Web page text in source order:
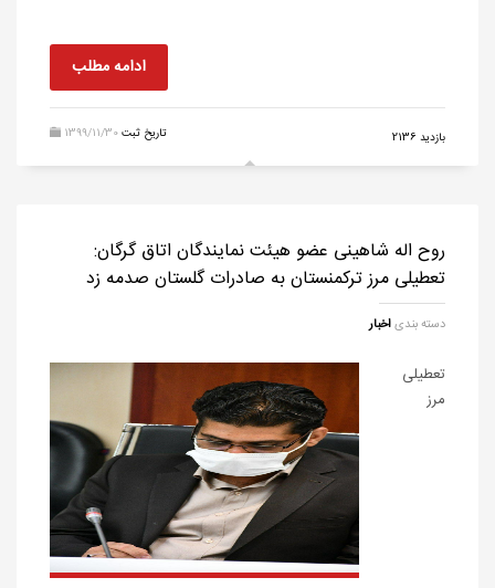
ادامه مطلب
1399/11/30تاریخ ثبت بازدید 2136
روح اله شاهینی عضو هیئت نمایندگان اتاق گرگان:
تعطیلی مرز ترکمنستان به صادرات گلستان صدمه زد
دسته بندیاخبار
تعطیلی
مرز